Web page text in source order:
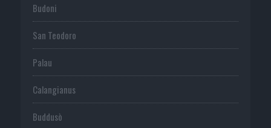
Budoni
San Teodoro
Palau
Calangianus
Buddusò